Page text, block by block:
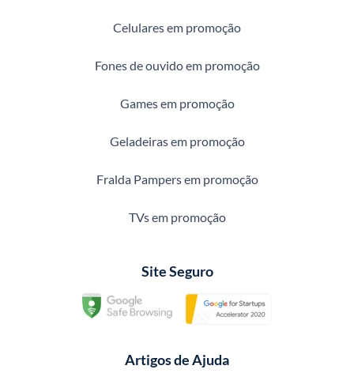
Celulares em promoção
Fones de ouvido em promoção
Games em promoção
Geladeiras em promoção
Fralda Pampers em promoção
TVs em promoção
Site Seguro
Artigos de Ajuda